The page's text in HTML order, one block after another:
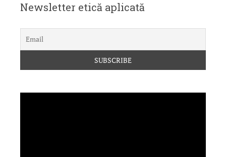
Newsletter etică aplicată